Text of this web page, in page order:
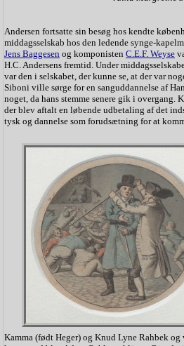
Andersen fortsatte sin besøg hos kendte
middagsselskab hos den ledende synge-
Jens Baggesen og komponisten C.E.F. Weyse
H.C. Andersens fremtid. Under
var den i selskabet, der kunne se, at der var
Siboni ville sørge for en sanguddannelse af
noget, da hans stemme senere gik i overgang.
der blev aftalt en løbende udbetaling af det
tysk og dannelse som forudsætning for at
Kamma (født Heger) og Knud Lyne Rahbek